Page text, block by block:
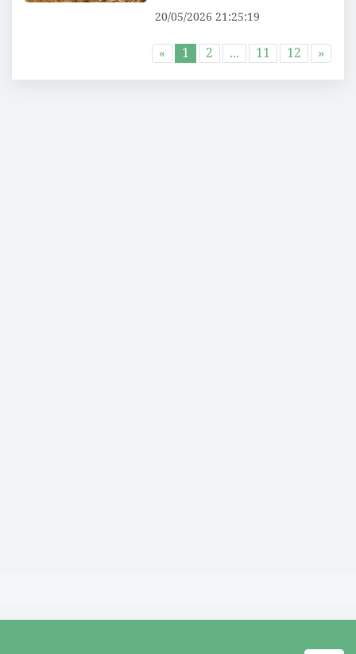
20/05/2026 21:25:19
« 1 2 ... 11 12 »